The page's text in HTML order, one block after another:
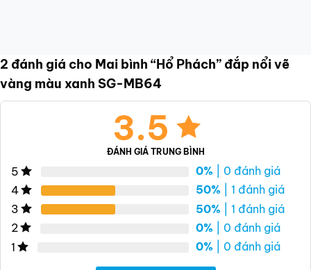
2 đánh giá cho Mai bình “Hổ Phách” đắp nổi vẽ
vàng màu xanh SG-MB64
3.5
ĐÁNH GIÁ TRUNG BÌNH
5 0% | 0 đánh giá
4
50% | 1 đánh giá
3
50% | 1 đánh giá
2
0% | 0 đánh giá
1
0% | 0 đánh giá